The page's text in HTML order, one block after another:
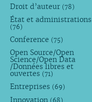
Droit d’auteur (78)
État et administrations
(76)
Conference (75)
Open Source/Open
Science/Open Data
/Données libres et
ouvertes (71)
Entreprises (69)
Innovation (68)